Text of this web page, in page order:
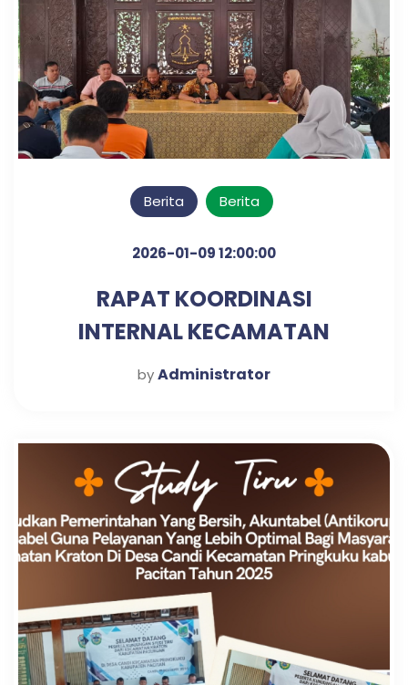
Berita Berita
2026-01-09 12:00:00
RAPAT KOORDINASI
INTERNAL KECAMATAN
KRATON UNTUK PENGUATAN
byAdministrator